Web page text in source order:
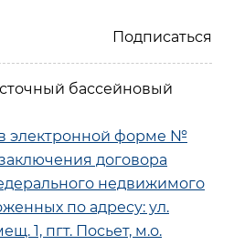
бассейновый
электронной форме №
договора
недвижимого
по адресу: ул.
1, пгт. Посьет, м.о.